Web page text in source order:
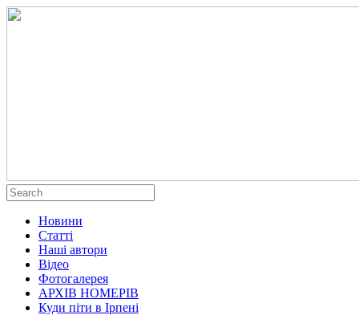
Новини
Статті
Наші автори
Відео
Фотогалерея
АРХІВ НОМЕРІВ
Куди піти в Ірпені